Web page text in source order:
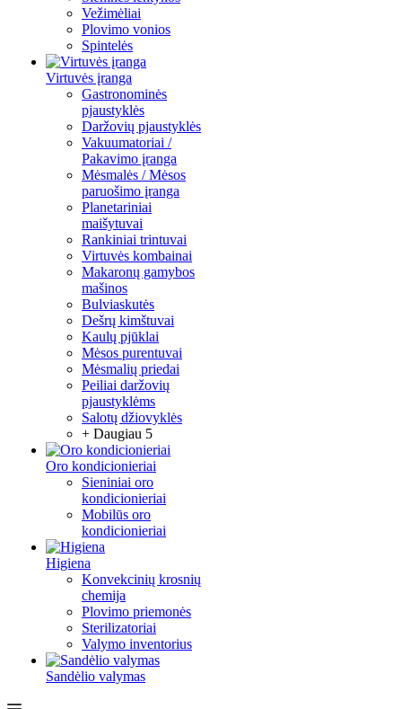
Vežimėliai
Plovimo vonios
Spintelės
Virtuvės įranga
Gastronominės
pjaustyklės
Daržovių pjaustyklės
Vakuumatoriai /
Pakavimo įranga
Mėsmalės / Mėsos
paruošimo įranga
Planetariniai
maišytuvai
Rankiniai trintuvai
Virtuvės kombainai
Makaronų gamybos
mašinos
Bulviaskutės
Dešrų kimštuvai
Kaulų pjūklai
Mėsos purentuvai
Mėsmalių priedai
Peiliai daržovių
pjaustyklėms
Salotų džiovyklės
+ Daugiau 5
Oro kondicionieriai
Sieniniai oro
kondicionieriai
Mobilūs oro
kondicionieriai
Higiena
Konvekcinių krosnių
chemija
Plovimo priemonės
Sterilizatoriai
Valymo inventorius
Sandėlio valymas